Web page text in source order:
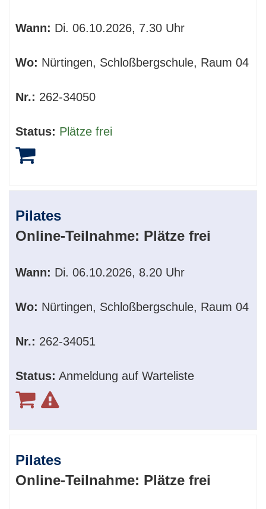
Wann: Di. 06.10.2026, 7.30 Uhr
Wo: Nürtingen, Schloßbergschule, Raum 04
Nr.: 262-34050
Status: Plätze frei
Pilates
Online-Teilnahme: Plätze frei
Wann: Di. 06.10.2026, 8.20 Uhr
Wo: Nürtingen, Schloßbergschule, Raum 04
Nr.: 262-34051
Status: Anmeldung auf Warteliste
Pilates
Online-Teilnahme: Plätze frei